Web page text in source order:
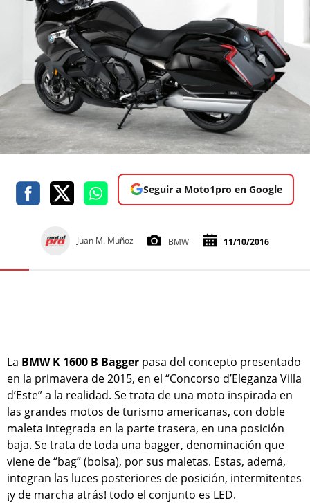
Seguir a Moto1pro en Google
Juan M. Muñoz BMW 11/10/2016
La BMW K 1600 B Bagger pasa del concepto presentado
en la primavera de 2015, en el “Concorso d’Eleganza Villa
d’Este” a la realidad. Se trata de una moto inspirada en
las grandes motos de turismo americanas, con doble
maleta integrada en la parte trasera, en una posición
baja. Se trata de toda una bagger, denominación que
viene de “bag” (bolsa), por sus maletas. Estas, ademá,
integran las luces posteriores de posición, intermitentes
¡y de marcha atrás! todo el conjunto es LED.